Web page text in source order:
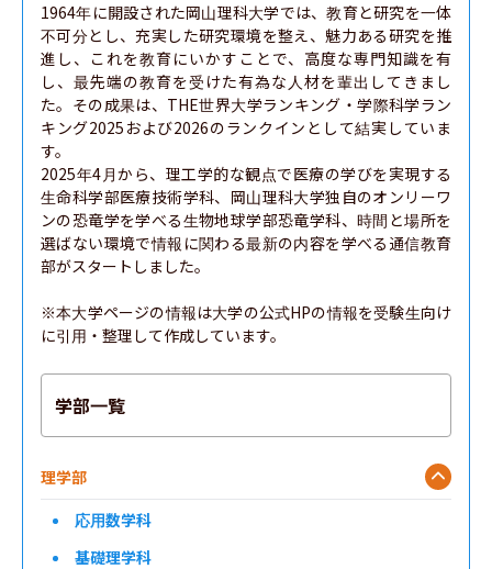
1964年に開設された岡山理科大学では、教育と研究を一体
不可分とし、充実した研究環境を整え、魅力ある研究を推
進し、これを教育にいかすことで、高度な専門知識を有
し、最先端の教育を受けた有為な人材を輩出してきまし
た。その成果は、THE世界大学ランキング・学際科学ラン
キング2025および2026のランクインとして結実していま
す。
2025年4月から、理工学的な観点で医療の学びを実現する
生命科学部医療技術学科、岡山理科大学独自のオンリーワ
ンの恐竜学を学べる生物地球学部恐竜学科、時間と場所を
選ばない環境で情報に関わる最新の内容を学べる通信教育
部がスタートしました。
※本大学ページの情報は大学の公式HPの情報を受験生向け
に引用・整理して作成しています。
学部一覧
理学部
応用数学科
基礎理学科